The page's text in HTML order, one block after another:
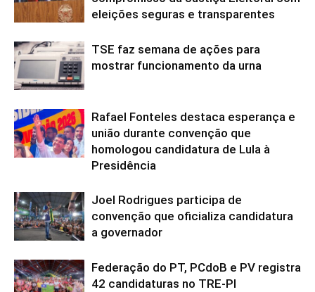
eleições seguras e transparentes
TSE faz semana de ações para
mostrar funcionamento da urna
Rafael Fonteles destaca esperança e
união durante convenção que
homologou candidatura de Lula à
Presidência
Joel Rodrigues participa de
convenção que oficializa candidatura
a governador
Federação do PT, PCdoB e PV registra
42 candidaturas no TRE-PI